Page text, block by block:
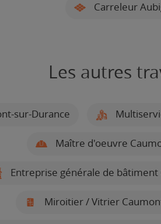
Carreleur
Les autres
sur-Durance
Maître d'oeuvre
Entreprise générale de
Miroitier / Vitrier